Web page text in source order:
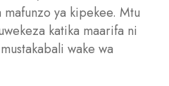
ya kipekee. Mtu
katika maarifa ni
wake wa